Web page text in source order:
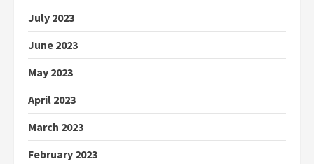
July 2023
June 2023
May 2023
April 2023
March 2023
February 2023